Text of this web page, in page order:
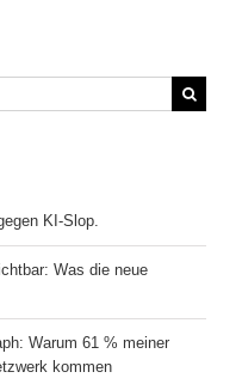
KI-Slop.
Was die neue
Warum 61 % meiner
kommen